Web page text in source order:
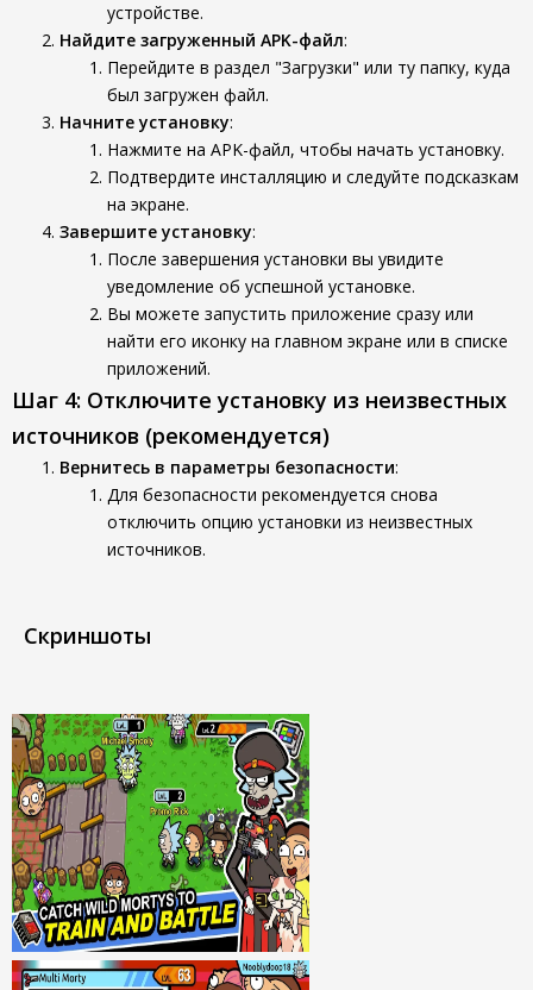
устройстве.
Найдите загруженный APK-файл:
Перейдите в раздел "Загрузки" или ту папку, куда
был загружен файл.
Начните установку:
Нажмите на APK-файл, чтобы начать установку.
Подтвердите инсталляцию и следуйте подсказкам
на экране.
Завершите установку:
После завершения установки вы увидите
уведомление об успешной установке.
Вы можете запустить приложение сразу или
найти его иконку на главном экране или в списке
приложений.
Шаг 4: Отключите установку из неизвестных
источников (рекомендуется)
Вернитесь в параметры безопасности:
Для безопасности рекомендуется снова
отключить опцию установки из неизвестных
источников.
Скриншоты